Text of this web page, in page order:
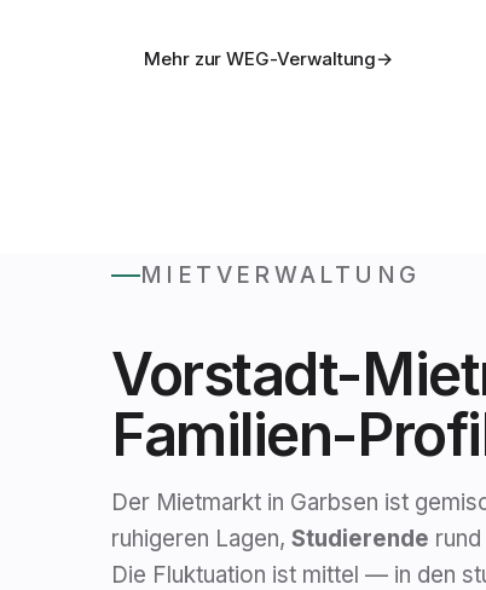
Mehr zur WEG-Verwaltung→
MIETVERWALTUNG
Vorstadt-
Familien-
Der Mietmarkt in Garbsen ist
ruhigeren Lagen, Studierende
Die Fluktuation ist mittel — in den